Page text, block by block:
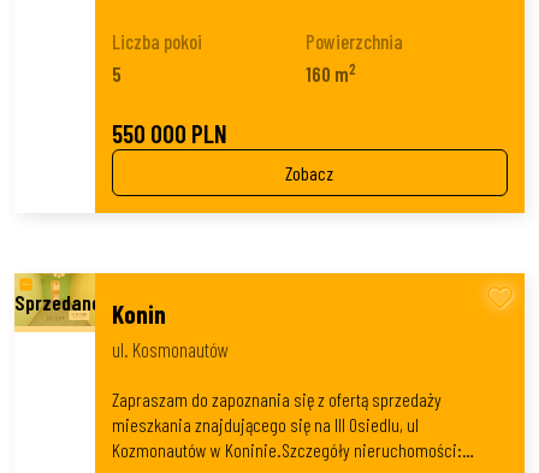
Liczba pokoi
5
Powierzchnia
160 m2
550 000 PLN
Zobacz
Konin
ul. Kosmonautów
Zapraszam do zapoznania się z ofertą sprzedaży
mieszkania znajdującego się na III Osiedlu, ul
Kozmonautów w Koninie.Szczegóły nieruchomości:…